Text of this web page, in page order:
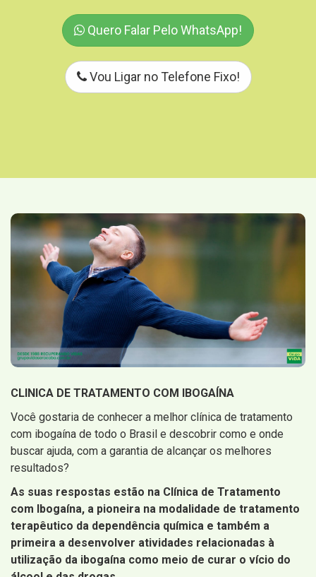
Quero Falar Pelo WhatsApp!
Vou Ligar no Telefone Fixo!
CLINICA DE TRATAMENTO COM IBOGAÍNA
Você gostaria de conhecer a melhor clínica de tratamento
com ibogaína de todo o Brasil e descobrir como e onde
buscar ajuda, com a garantia de alcançar os melhores
resultados?
As suas respostas estão na Clínica de Tratamento
com Ibogaína, a pioneira na modalidade de tratamento
terapêutico da dependência química e também a
primeira a desenvolver atividades relacionadas à
utilização da ibogaína como meio de curar o vício do